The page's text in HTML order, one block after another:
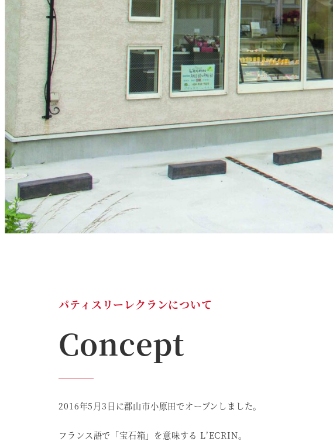
パティスリーレクランについて
Concept
2016年5月3日に郡山市小原田でオープンしました。
フランス語で「宝石箱」を意味する L’ECRIN。